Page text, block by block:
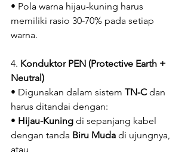
• Pola warna hijau-kuning harus
memiliki rasio 30-70% pada setiap
warna.
4. Konduktor PEN (Protective Earth +
Neutral)
• Digunakan dalam sistem TN-C dan
harus ditandai dengan:
• Hijau-Kuning di sepanjang kabel
dengan tanda Biru Muda di ujungnya,
atau